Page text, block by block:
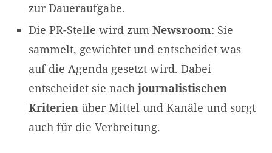
zur Daueraufgabe.
Die PR-Stelle wird zum Newsroom: Sie
sammelt, gewichtet und entscheidet was
auf die Agenda gesetzt wird. Dabei
entscheidet sie nach journalistischen
Kriterienüber Mittel und Kanäle und sorgt
auch für die Verbreitung.